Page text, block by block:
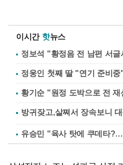
이시간 핫뉴스
정보석 "황정음 전 남편 서
정웅인 첫째 딸 "연기 준비
황기순 "원정 도박으로 전